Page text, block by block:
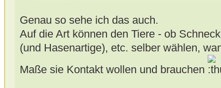
Genau so sehe ich das auch.
Auf die Art können den Tiere - ob
(und Hasenartige), etc. selber wählen,
Maße sie Kontakt wollen und brauchen